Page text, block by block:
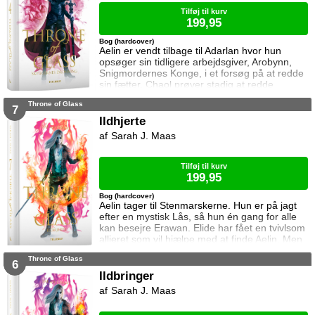
Aelin er vendt tilbage til Adarlan hvor hun
opsøger sin tidligere arbejdsgiver, Arobynn,
Snigmordernes Konge, i et forsøg på at redde
sin fætter. Chaol prøver stadig at redde
Dorian, men det bliver fortsat sværere som
og orker ikke længere at kæmpe imod.
Samtidig står Manon i en svær situation.
Hertug Perrington har givet hende klare
Bog (hardcover)
Tilføj til kurv
199,95
7 Throne of Glass
Ildhjerte
Aelin tager til Stenmarskerne. Hun er på jagt
efter en mystisk Lås, så hun én gang for alle
kan besejre Erawan. Elide har fået en tvivlsom
allieret som vil hjælpe med at finde Aelin. Men
for hvilken pris? Manon vågner i lænker og
Dorian ikke glemme heksen der hjalp ham i
Bog (hardcover)
Sarah J. Maas
Tilføj til kurv
199,95
6 Throne of Glass
Ildbringer
Sarah J. Maas